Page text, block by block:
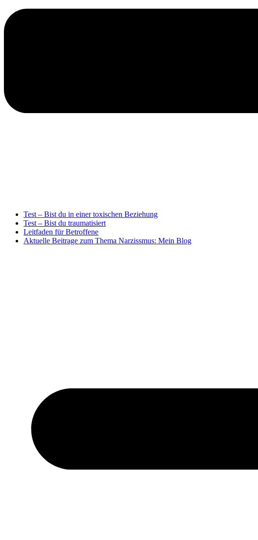
Test – Bist du in einer toxischen Beziehung
Test – Bist du traumatisiert
Leitfaden für Betroffene
Aktuelle Beitrage zum Thema Narzissmus: Mein Blog